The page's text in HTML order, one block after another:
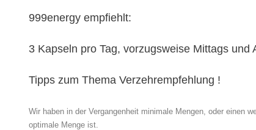
999energy empfiehlt:
3 Kapseln pro Tag, vorzugsweise Mittags und
Tipps zum Thema Verzehrempfehlung !
Wir haben in der Vergangenheit minimale Mengen, oder einen
optimale Menge ist.